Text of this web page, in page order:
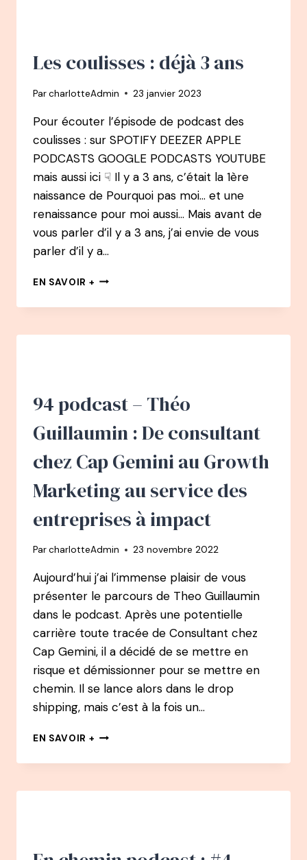
À
ANS,
À
32
ANS
DE
L’ARMÉE
AU
MARKETING
À
PSYCHOPRATICIENNE,HUMORISTE
AUTEURE
Les coulisses : déjà 3 ans
ParcharlotteAdmin 23 janvier 2023
Pour écouter l’épisode de podcast des
coulisses : sur SPOTIFY DEEZER APPLE
PODCASTS GOOGLE PODCASTS YOUTUBE
mais aussi ici ☟ Il y a 3 ans, c’était la 1ère
naissance de Pourquoi pas moi… et une
renaissance pour moi aussi… Mais avant de
vous parler d’il y a 3 ans, j’ai envie de vous
parler d’il y a…
EN SAVOIR + LES
:
3
94 podcast – Théo
Guillaumin : De consultant
chez Cap Gemini au Growth
Marketing au service des
entreprises à impact
ParcharlotteAdmin 23 novembre 2022
Aujourd’hui j’ai l’immense plaisir de vous
présenter le parcours de Theo Guillaumin
dans le podcast. Après une potentielle
carrière toute tracée de Consultant chez
Cap Gemini, il a décidé de se mettre en
risque et démissionner pour se mettre en
chemin. Il se lance alors dans le drop
shipping, mais c’est à la fois un…
EN SAVOIR + 94
–
GUILLAUMIN